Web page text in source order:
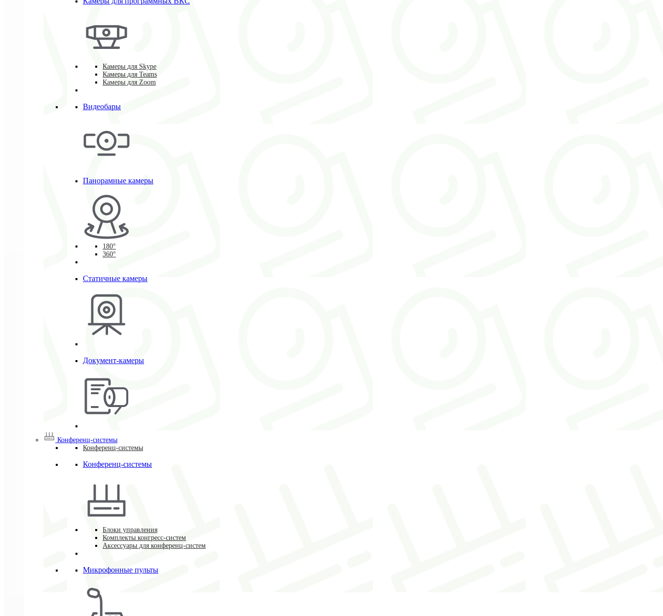
Камеры для Skype
Камеры для Teams
Камеры для Zoom
Видеобары
Панорамные камеры
180°
360°
Статичные камеры
Документ-камеры
Конференц-системы
Конференц-системы
Конференц-системы
Блоки управления
Комплекты конгресс-систем
Аксессуары для конференц-систем
Микрофонные пульты